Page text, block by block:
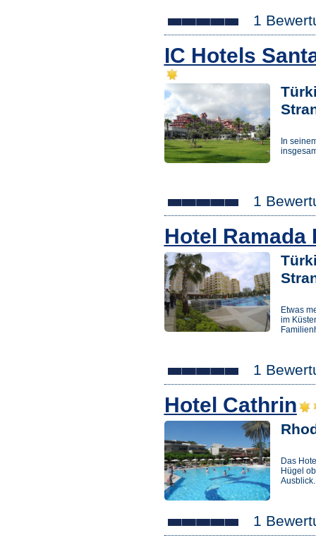
1
IC Hotels
In
1
Hotel Ramada
Etwas
im
1
Hotel Cathrin
Das
Hügel
Ausblick.
1